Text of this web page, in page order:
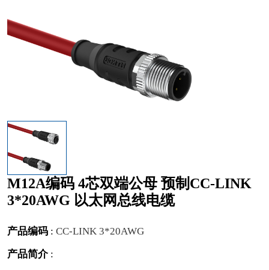
M12A编码 4芯双端公母 预制CC-LINK
3*20AWG 以太网总线电缆
产品编码 : CC-LINK 3*20AWG
产品简介: